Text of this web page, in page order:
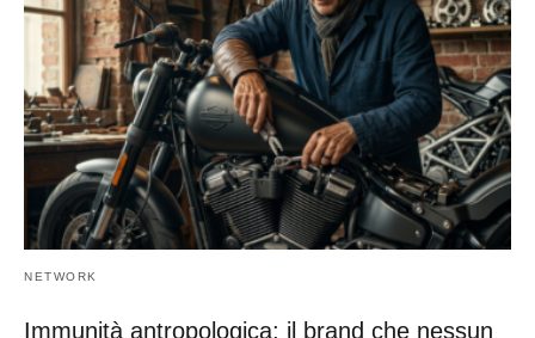
NETWORK
Immunità antropologica: il brand che nessun